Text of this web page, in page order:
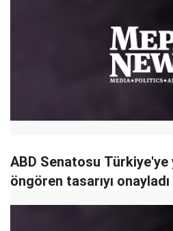
ABD Senatosu Türkiye'ye
öngören tasarıyı onayladı